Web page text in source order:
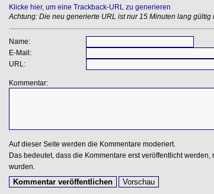
Klicke hier, um eine Trackback-URL zu generieren
Achtung: Die neu generierte URL ist nur 15 Minuten lang gültig
Name:
E-Mail:
URL:
Kommentar:
Auf dieser Seite werden die Kommentare moderiert.
Das bedeutet, dass die Kommentare erst veröffentlicht
wurden.